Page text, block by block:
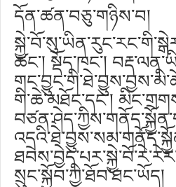
དོན་ཚན་བཅུ་གཉིས་བ།
ཚང༌། སྡོད་ཁང༌།
གི་ཆེ་མཐོང་དང༌།
སྲུང་སྐྱོབ་ཀྱི་ཐོབ་ཐང་ཡོད།